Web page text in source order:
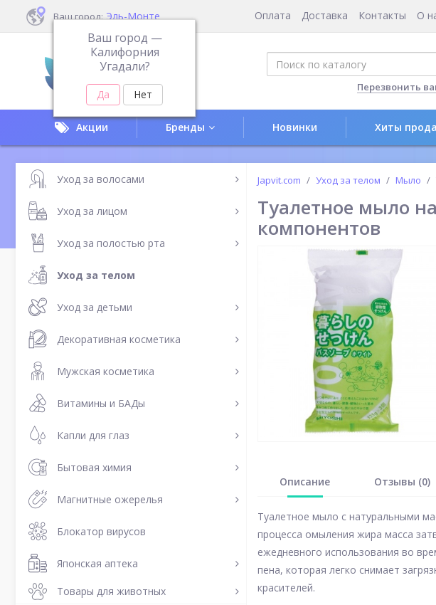
Ваш город: Эль-Монте
Ваш город —
Калифорния
Угадали?
Оплата Доставка Контакты О
Перезвонить
Акции Бренды Новинки Хиты
Уход за волосами
Уход за лицом
Уход за полостью рта
Уход за телом
Уход за детьми
Декоративная косметика
Мужская косметика
Витамины и БАДы
Капли для глаз
Бытовая химия
Магнитные ожерелья
Блокатор вирусов
Японская аптека
Товары для животных
Japvit.com Уход за телом Мыло
Туалетное мыло
компонентов
Описание Отзывы (0)
Туалетное мыло с натуральными
процесса омыления жира масса
ежедневного использования во
пена, которая легко снимает
красителей.